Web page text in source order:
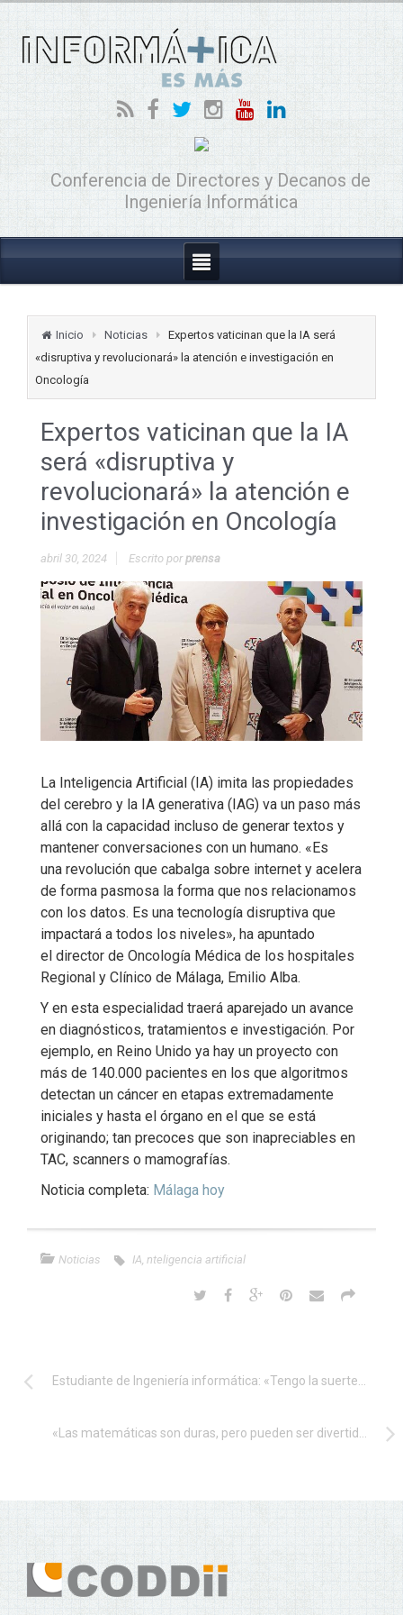
Conferencia de Directores y Decanos de
Ingeniería Informática
Inicio Noticias
Expertos vaticinan que la IA será
«disruptiva y revolucionará» la atención e investigación en
Oncología
Expertos vaticinan que la IA
será «disruptiva y
revolucionará» la atención e
investigación en Oncología
abril 30, 2024 Escrito porprensa
La Inteligencia Artificial (IA) imita las propiedades
del cerebro y la IA generativa (IAG) va un paso más
allá con la capacidad incluso de generar textos y
mantener conversaciones con un humano. «Es
una revolución que cabalga sobre internet y acelera
de forma pasmosa la forma que nos relacionamos
con los datos. Es una tecnología disruptiva que
impactará a todos los niveles», ha apuntado
el director de Oncología Médica de los hospitales
Regional y Clínico de Málaga, Emilio Alba.
Y en esta especialidad traerá aparejado un avance
en diagnósticos, tratamientos e investigación. Por
ejemplo, en Reino Unido ya hay un proyecto con
más de 140.000 pacientes en los que algoritmos
detectan un cáncer en etapas extremadamente
iniciales y hasta el órgano en el que se está
originando; tan precoces que son inapreciables en
TAC, scanners o mamografías.
Noticia completa: Málaga hoy
Noticias IA, nteligencia artificial